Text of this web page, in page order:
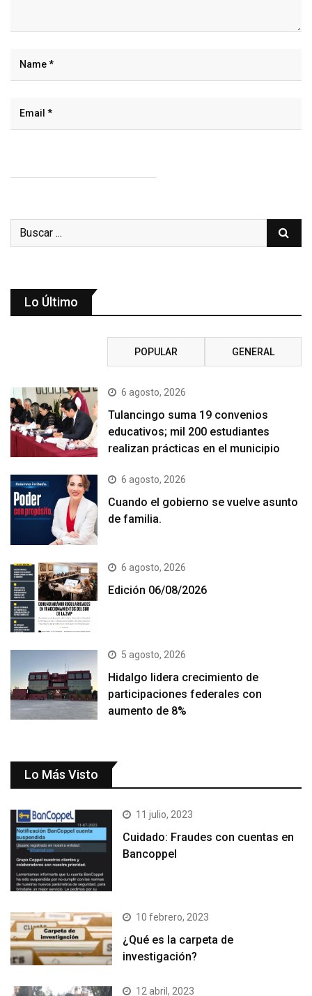
Lo Último
POPULAR GENERAL
6 agosto, 2026
Tulancingo suma 19 convenios
educativos; mil 200 estudiantes
realizan prácticas en el municipio
6 agosto, 2026
Cuando el gobierno se vuelve asunto
de familia.
6 agosto, 2026
Edición 06/08/2026
5 agosto, 2026
Hidalgo lidera crecimiento de
participaciones federales con
aumento de 8%
Lo Más Visto
11 julio, 2023
Cuidado: Fraudes con cuentas en
Bancoppel
10 febrero, 2023
¿Qué es la carpeta de
investigación?
12 abril, 2023